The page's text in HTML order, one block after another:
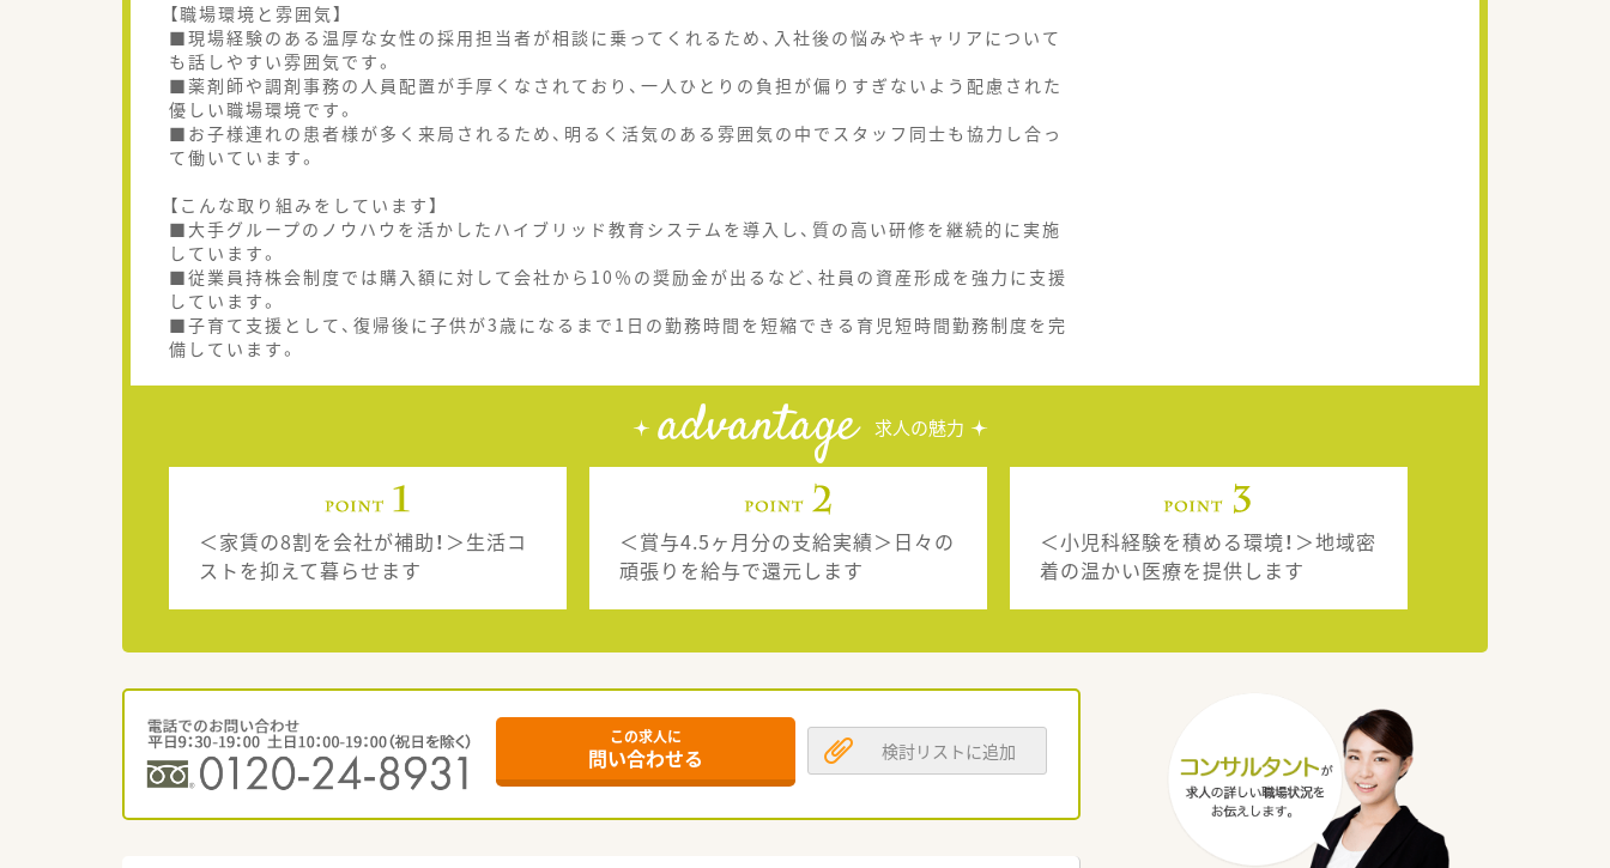
【職場環境と雰囲気】
■現場経験のある温厚な女性の採用担当者が相談に乗ってくれるため、入社後の悩みやキャリアについて
も話しやすい雰囲気です。
■薬剤師や調剤事務の人員配置が手厚くなされており、一人ひとりの負担が偏りすぎないよう配慮された
優しい職場環境です。
■お子様連れの患者様が多く来局されるため、明るく活気のある雰囲気の中でスタッフ同士も協力し合っ
て働いています。
【こんな取り組みをしています】
■大手グループのノウハウを活かしたハイブリッド教育システムを導入し、質の高い研修を継続的に実施
しています。
■従業員持株会制度では購入額に対して会社から10％の奨励金が出るなど、社員の資産形成を強力に支援
しています。
■子育て支援として、復帰後に子供が3歳になるまで1日の勤務時間を短縮できる育児短時間勤務制度を完
備しています。
advantage 求人の魅力
＜家賃の8割を会社が補助！＞生活コ
ストを抑えて暮らせます
＜賞与4.5ヶ月分の支給実績＞日々の
頑張りを給与で還元します
＜小児科経験を積める環境！＞地域密
着の温かい医療を提供します
この求人に
問い合わせる 検討リストに追加